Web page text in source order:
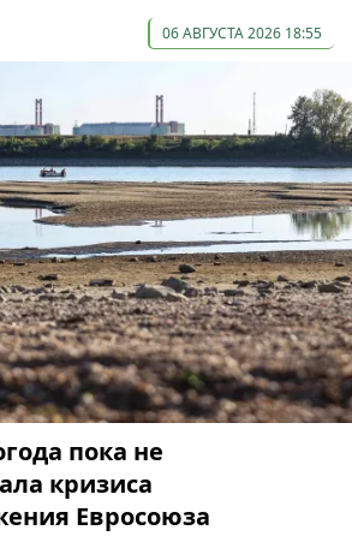
06 АВГУСТА 2026 18:55
пока не
кризиса
Евросоюза